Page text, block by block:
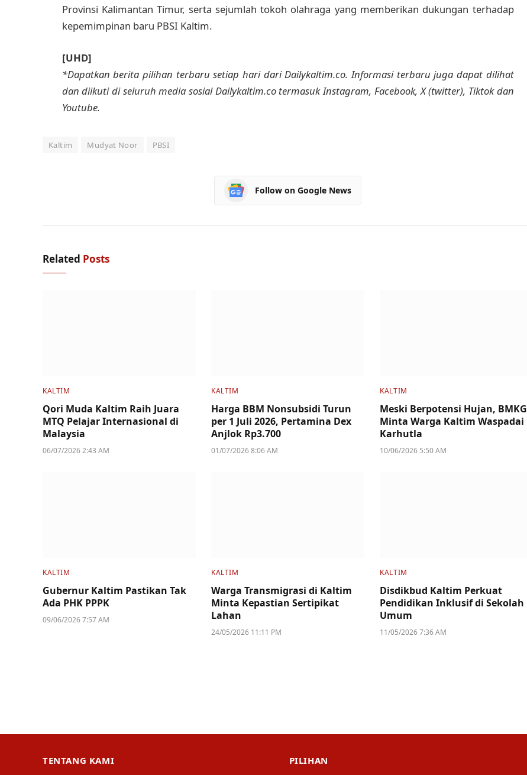
Provinsi Kalimantan Timur, serta sejumlah tokoh olahraga yang memberikan dukungan terhadap
kepemimpinan baru PBSI Kaltim.
[UHD]
*Dapatkan berita pilihan terbaru setiap hari dari Dailykaltim.co. Informasi terbaru juga dapat dilihat
dan diikuti di seluruh media sosial Dailykaltim.co termasuk Instagram, Facebook, X (twitter), Tiktok dan
Youtube.
Kaltim Mudyat Noor PBSI
Follow on Google News
Related Posts
KALTIM
Qori Muda Kaltim Raih Juara
MTQ Pelajar Internasional di
Malaysia
06/07/2026 2:43 AM
KALTIM
Harga BBM Nonsubsidi Turun
per 1 Juli 2026, Pertamina Dex
Anjlok Rp3.700
01/07/2026 8:06 AM
KALTIM
Meski Berpotensi Hujan, BMKG
Minta Warga Kaltim Waspadai
Karhutla
10/06/2026 5:50 AM
KALTIM
Gubernur Kaltim Pastikan Tak
Ada PHK PPPK
09/06/2026 7:57 AM
KALTIM
Warga Transmigrasi di Kaltim
Minta Kepastian Sertipikat
Lahan
24/05/2026 11:11 PM
KALTIM
Disdikbud Kaltim Perkuat
Pendidikan Inklusif di Sekolah
Umum
11/05/2026 7:36 AM
TENTANG KAMI PILIHAN